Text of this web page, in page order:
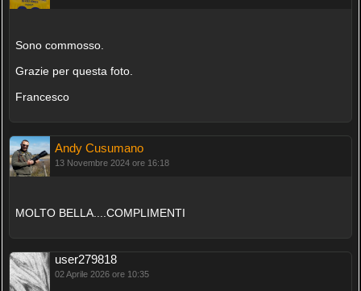
Sono commosso.
Grazie per questa foto.
Francesco
Andy Cusumano
13 Novembre 2024 ore 16:18
MOLTO BELLA....COMPLIMENTI
user279818
02 Aprile 2026 ore 10:35